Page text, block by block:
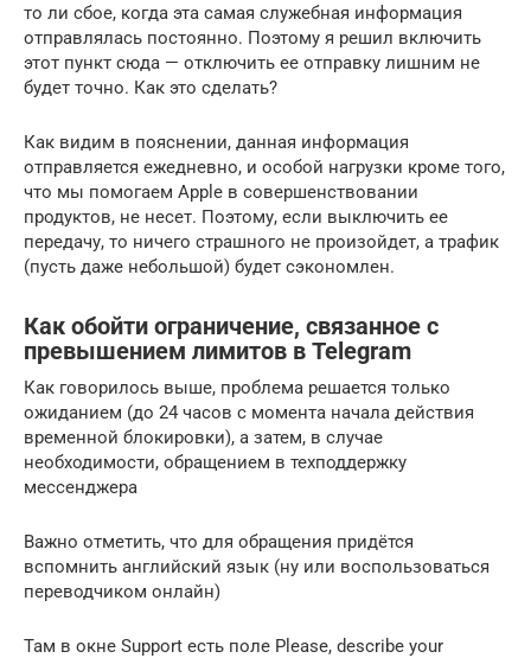
то ли сбое, когда эта самая служебная информация
отправлялась постоянно. Поэтому я решил включить
этот пункт сюда — отключить ее отправку лишним не
будет точно. Как это сделать?
Как видим в пояснении, данная информация
отправляется ежедневно, и особой нагрузки кроме того,
что мы помогаем Apple в совершенствовании
продуктов, не несет. Поэтому, если выключить ее
передачу, то ничего страшного не произойдет, а трафик
(пусть даже небольшой) будет сэкономлен.
Как обойти ограничение, связанное с
превышением лимитов в Telegram
Как говорилось выше, проблема решается только
ожиданием (до 24 часов с момента начала действия
временной блокировки), а затем, в случае
необходимости, обращением в техподдержку
мессенджера
Важно отметить, что для обращения придётся
вспомнить английский язык (ну или воспользоваться
переводчиком онлайн)
Там в окне Support есть поле Please, describe your